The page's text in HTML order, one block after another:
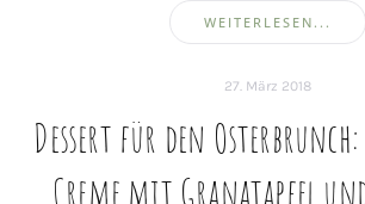
WEITERLESEN...
27. März 2018
Dessert für den Osterbrunch:
Creme mit Granatapfel